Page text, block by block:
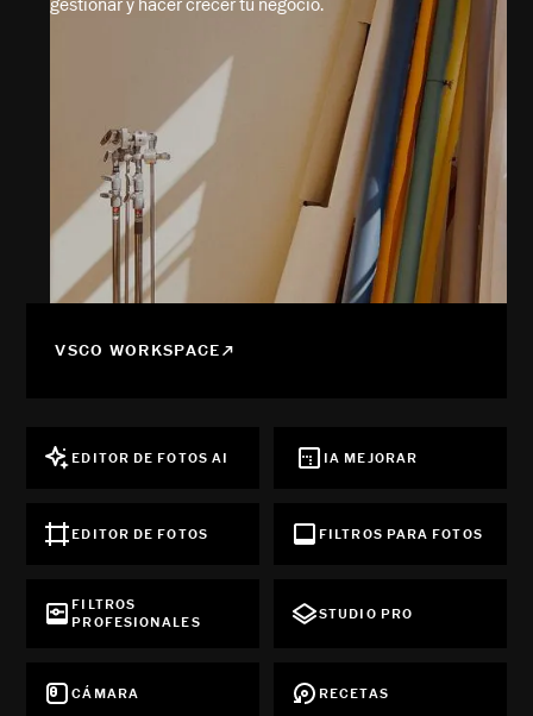
gestionar y hacer crecer tu negocio.
VSCO WORKSPACE
EDITOR DE FOTOS AI IA MEJORAR
EDITOR DE FOTOS FILTROS PARA FOTOS
FILTROS
PROFESIONALES
STUDIO PRO
CÁMARA RECETAS